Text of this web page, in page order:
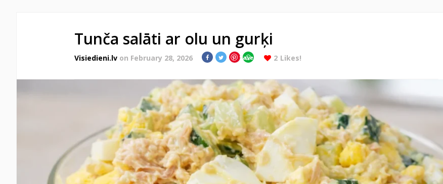
Tunča salāti ar olu un gurķi
Visiedieni.lv on February 28, 2026 Save 2 Likes!